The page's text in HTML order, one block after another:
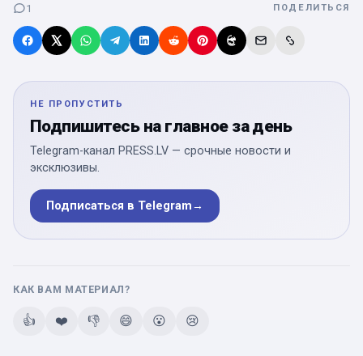
1 ПОДЕЛИТЬСЯ
НЕ ПРОПУСТИТЬ
Подпишитесь на главное за день
Telegram-канал PRESS.LV — срочные новости и
эксклюзивы.
Подписаться в Telegram→
КАК ВАМ МАТЕРИАЛ?
👍 ❤️ 👎 😄 😮 😢